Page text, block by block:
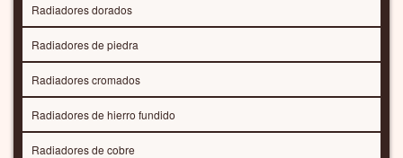
Radiadores dorados
Radiadores de piedra
Radiadores cromados
Radiadores de hierro fundido
Radiadores de cobre